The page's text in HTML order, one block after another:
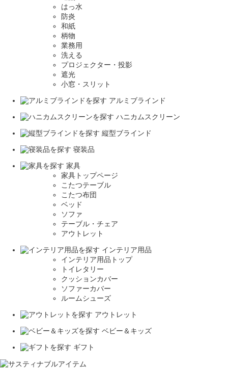
はっ水
防炎
和紙
柄物
業務用
洗える
プロジェクター・投影
遮光
小窓・スリット
アルミブラインド
ハニカムスクリーン
縦型ブラインド
寝装品
家具
家具トップページ
こたつテーブル
こたつ布団
ベッド
ソファ
テーブル・チェア
アウトレット
インテリア用品
インテリア用品トップ
トイレタリー
クッションカバー
ソファーカバー
ルームシューズ
アウトレット
ベビー＆キッズ
ギフト